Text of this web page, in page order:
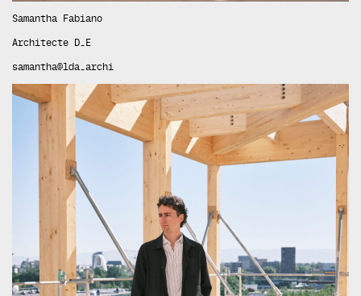
Samantha Fabiano
Architecte D.E
samantha@lda.archi